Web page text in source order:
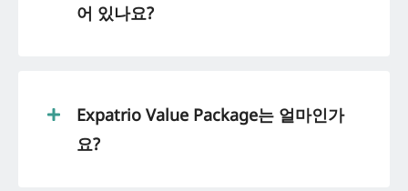
어 있나요?
Expatrio Value Package는 얼마인가
요?